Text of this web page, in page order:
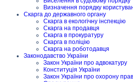
Визначення порядку
Скарга до державного органу
Скарга в екологічну інспекцію
Скарга на продавця
Скарга в прокуратуру
Скарга в поліцію
Скарга на роботодавця
Законодавство України
Закон України про адвокатуру
Конституція України
Закон України про охорону